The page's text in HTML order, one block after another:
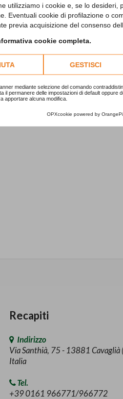
utilizziamo i cookie e, se lo desideri,
Eventuali cookie di profilazione o
previa acquisizione del consenso
cookie completa.
GESTISCI
mediante selezione del comando
il permanere delle impostazioni di default oppure
apportare alcuna modifica.
OPXcookie powered by
Recapiti
Indirizzo
Via Santhià, 75 - 13881 Cavaglià
Italia
Tel.
+39 0161 966771/966772